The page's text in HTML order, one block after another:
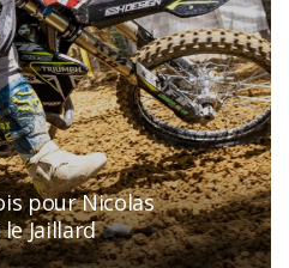
pour Nicolas
Jaillard